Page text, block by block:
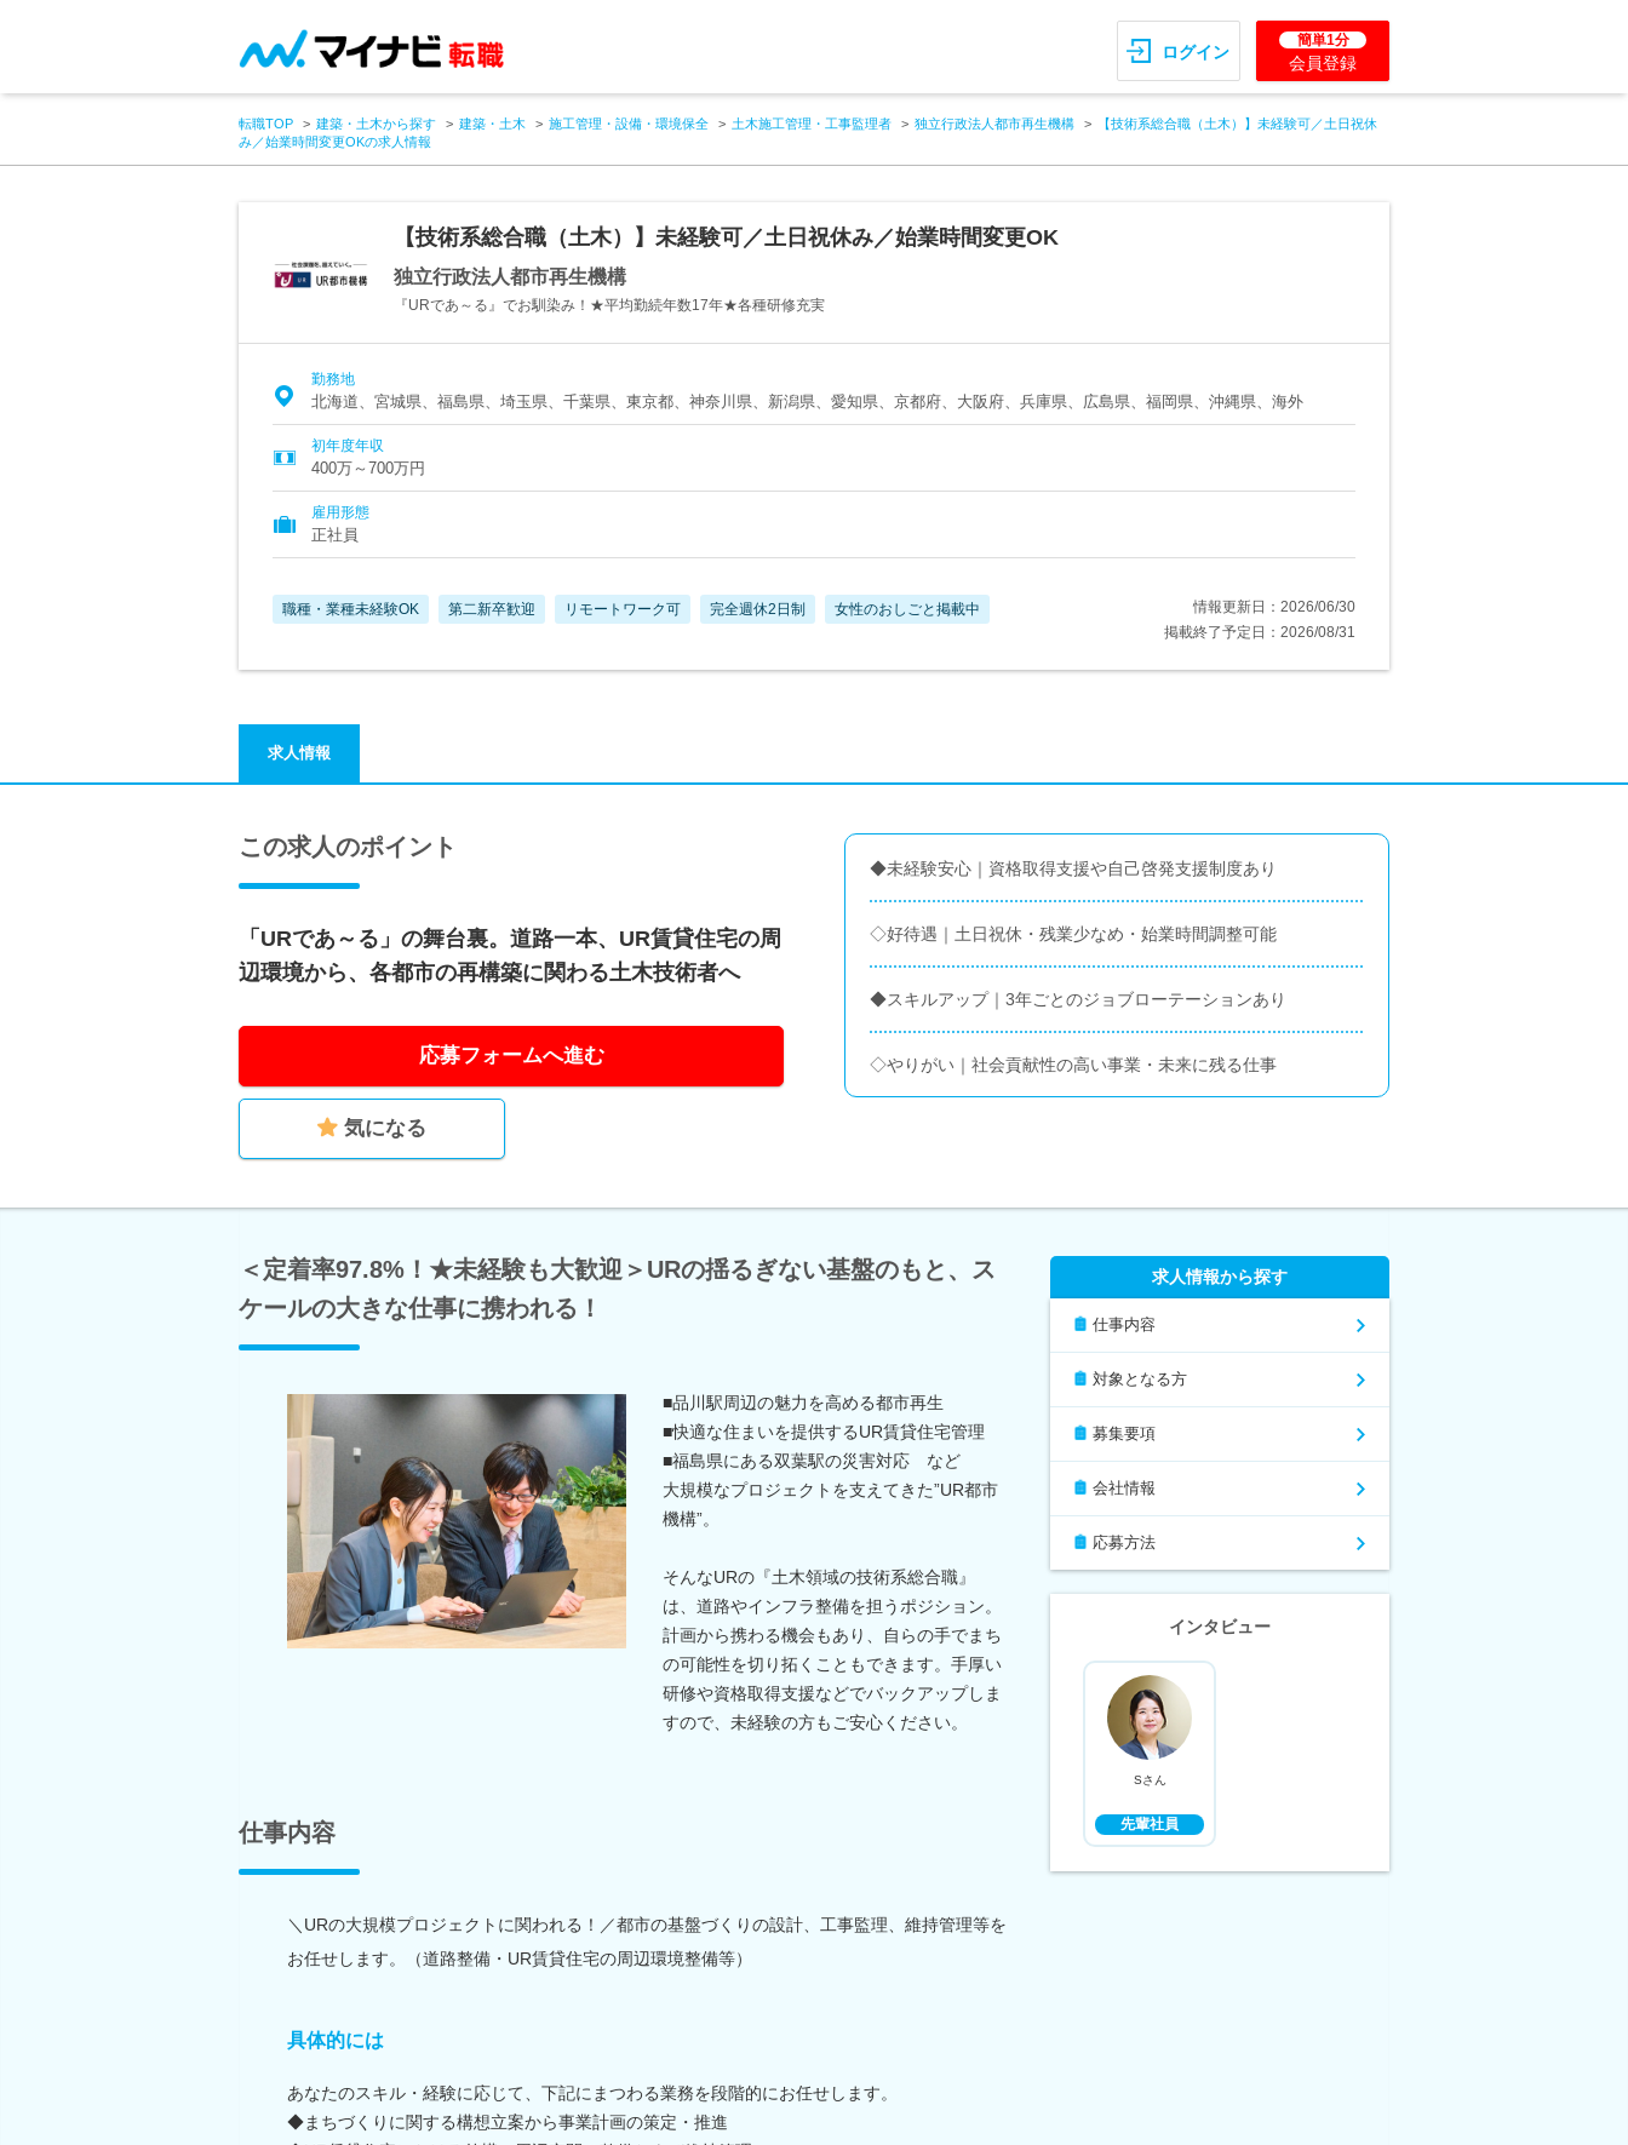
ログイン
簡単1分
会員登録
転職TOP 建築・土木から探す 建築・土木 施工管理・設備・環境保全 土木施工管理・工事監理者 独立行政法人都市再生機構
【技術系総合職（土木）】未経験可／土日祝休
み／始業時間変更OKの求人情報
【技術系総合職（土木）】未経験可／土日祝休み／始業時間変更OK
独立行政法人都市再生機構
『URであ～る』でお馴染み！★平均勤続年数17年★各種研修充実
勤務地
北海道、宮城県、福島県、埼玉県、千葉県、東京都、神奈川県、新潟県、愛知県、京都府、大阪府、兵庫県、広島県、福岡県、沖縄県、海外
初年度年収
400万～700万円
雇用形態
正社員
職種・業種未経験OK 第二新卒歓迎 リモートワーク可 完全週休2日制 女性のおしごと掲載中
情報更新日：2026/06/30
掲載終了予定日：2026/08/31
求人情報
この求人のポイント
「URであ～る」の舞台裏。道路一本、UR賃貸住宅の周
辺環境から、各都市の再構築に関わる土木技術者へ
応募フォームへ進む
気になる
◆未経験安心｜資格取得支援や自己啓発支援制度あり
◇好待遇｜土日祝休・残業少なめ・始業時間調整可能
◆スキルアップ｜3年ごとのジョブローテーションあり
◇やりがい｜社会貢献性の高い事業・未来に残る仕事
＜定着率97.8%！★未経験も大歓迎＞URの揺るぎない基盤のもと、ス
ケールの大きな仕事に携われる！
■品川駅周辺の魅力を高める都市再生
■快適な住まいを提供するUR賃貸住宅管理
■福島県にある双葉駅の災害対応 など
大規模なプロジェクトを支えてきた”UR都市
機構”。
そんなURの『土木領域の技術系総合職』
は、道路やインフラ整備を担うポジション。
計画から携わる機会もあり、自らの手でまち
の可能性を切り拓くこともできます。手厚い
研修や資格取得支援などでバックアップしま
すので、未経験の方もご安心ください。
仕事内容
＼URの大規模プロジェクトに関われる！／都市の基盤づくりの設計、工事監理、維持管理等を
お任せします。（道路整備・UR賃貸住宅の周辺環境整備等）
具体的には
あなたのスキル・経験に応じて、下記にまつわる業務を段階的にお任せします。
◆まちづくりに関する構想立案から事業計画の策定・推進
求人情報から探す
仕事内容
対象となる方
募集要項
会社情報
応募方法
インタビュー
Sさん
先輩社員